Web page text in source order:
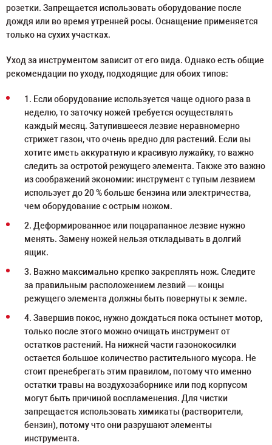
розетки. Запрещается использовать оборудование после
дождя или во время утренней росы. Оснащение применяется
только на сухих участках.
Уход за инструментом зависит от его вида. Однако есть общие
рекомендации по уходу, подходящие для обоих типов:
1. Если оборудование используется чаще одного раза в
неделю, то заточку ножей требуется осуществлять
каждый месяц. Затупившееся лезвие неравномерно
стрижет газон, что очень вредно для растений. Если вы
хотите иметь аккуратную и красивую лужайку, то важно
следить за остротой режущего элемента. Также это важно
из соображений экономии: инструмент с тупым лезвием
использует до 20 % больше бензина или электричества,
чем оборудование с острым ножом.
2. Деформированное или поцарапанное лезвие нужно
менять. Замену ножей нельзя откладывать в долгий
ящик.
3. Важно максимально крепко закреплять нож. Следите
за правильным расположением лезвий — концы
режущего элемента должны быть повернуты к земле.
4. Завершив покос, нужно дождаться пока остынет мотор,
только после этого можно очищать инструмент от
остатков растений. На нижней части газонокосилки
остается большое количество растительного мусора. Не
стоит пренебрегать этим правилом, потому что именно
остатки травы на воздухозаборнике или под корпусом
могут быть причиной воспламенения. Для чистки
запрещается использовать химикаты (растворители,
бензин), потому что они разрушают элементы
инструмента.